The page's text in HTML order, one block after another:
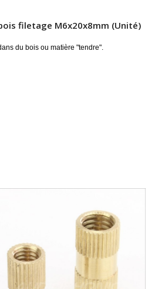
filetage M6x20x8mm (Unité)
du bois ou matière "tendre".